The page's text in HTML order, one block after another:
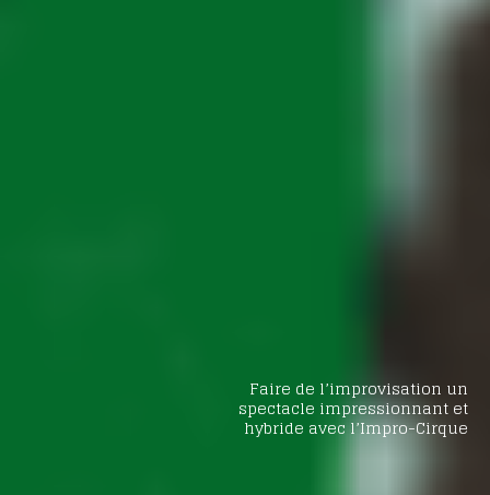
Faire de l’improvisation un
spectacle impressionnant et
hybride avec l’Impro-Cirque